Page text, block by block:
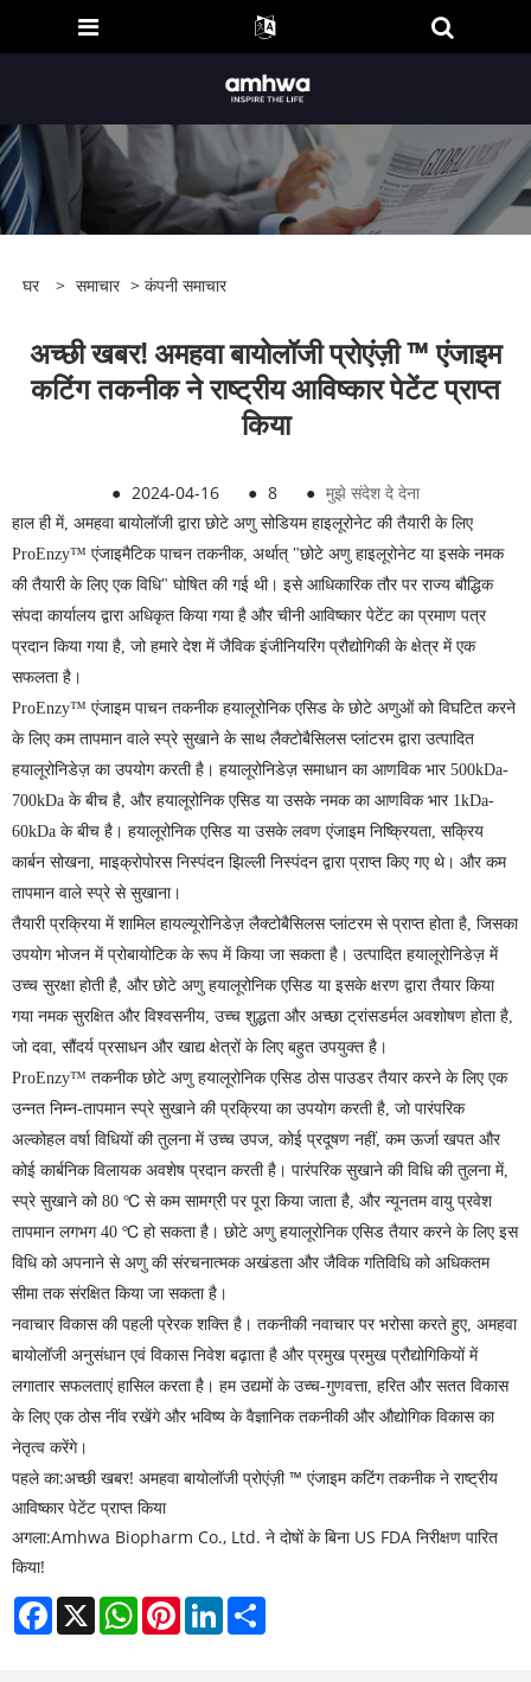
घर > समाचार > कंपनी समाचार
अच्छी खबर! अमहवा बायोलॉजी प्रोएंज़ी ™ एंजाइम
कटिंग तकनीक ने राष्ट्रीय आविष्कार पेटेंट प्राप्त
किया
● 2024-04-16 ● 8 ● मुझे संदेश दे देना
हाल ही में, अमहवा बायोलॉजी द्वारा छोटे अणु सोडियम हाइलूरोनेट की तैयारी के लिए
ProEnzy™ एंजाइमैटिक पाचन तकनीक, अर्थात् "छोटे अणु हाइलूरोनेट या इसके नमक
की तैयारी के लिए एक विधि" घोषित की गई थी। इसे आधिकारिक तौर पर राज्य बौद्धिक
संपदा कार्यालय द्वारा अधिकृत किया गया है और चीनी आविष्कार पेटेंट का प्रमाण पत्र
प्रदान किया गया है, जो हमारे देश में जैविक इंजीनियरिंग प्रौद्योगिकी के क्षेत्र में एक
सफलता है।
ProEnzy™ एंजाइम पाचन तकनीक हयालूरोनिक एसिड के छोटे अणुओं को विघटित करने
के लिए कम तापमान वाले स्प्रे सुखाने के साथ लैक्टोबैसिलस प्लांटरम द्वारा उत्पादित
हयालूरोनिडेज़ का उपयोग करती है। हयालूरोनिडेज़ समाधान का आणविक भार 500kDa-
700kDa के बीच है, और हयालूरोनिक एसिड या उसके नमक का आणविक भार 1kDa-
60kDa के बीच है। हयालूरोनिक एसिड या उसके लवण एंजाइम निष्क्रियता, सक्रिय
कार्बन सोखना, माइक्रोपोरस निस्पंदन झिल्ली निस्पंदन द्वारा प्राप्त किए गए थे। और कम
तापमान वाले स्प्रे से सुखाना।
तैयारी प्रक्रिया में शामिल हायल्यूरोनिडेज़ लैक्टोबैसिलस प्लांटरम से प्राप्त होता है, जिसका
उपयोग भोजन में प्रोबायोटिक के रूप में किया जा सकता है। उत्पादित हयालूरोनिडेज़ में
उच्च सुरक्षा होती है, और छोटे अणु हयालूरोनिक एसिड या इसके क्षरण द्वारा तैयार किया
गया नमक सुरक्षित और विश्वसनीय, उच्च शुद्धता और अच्छा ट्रांसडर्मल अवशोषण होता है,
जो दवा, सौंदर्य प्रसाधन और खाद्य क्षेत्रों के लिए बहुत उपयुक्त है।
ProEnzy™ तकनीक छोटे अणु हयालूरोनिक एसिड ठोस पाउडर तैयार करने के लिए एक
उन्नत निम्न-तापमान स्प्रे सुखाने की प्रक्रिया का उपयोग करती है, जो पारंपरिक
अल्कोहल वर्षा विधियों की तुलना में उच्च उपज, कोई प्रदूषण नहीं, कम ऊर्जा खपत और
कोई कार्बनिक विलायक अवशेष प्रदान करती है। पारंपरिक सुखाने की विधि की तुलना में,
स्प्रे सुखाने को 80 ℃ से कम सामग्री पर पूरा किया जाता है, और न्यूनतम वायु प्रवेश
तापमान लगभग 40 ℃ हो सकता है। छोटे अणु हयालूरोनिक एसिड तैयार करने के लिए इस
विधि को अपनाने से अणु की संरचनात्मक अखंडता और जैविक गतिविधि को अधिकतम
सीमा तक संरक्षित किया जा सकता है।
नवाचार विकास की पहली प्रेरक शक्ति है। तकनीकी नवाचार पर भरोसा करते हुए, अमहवा
बायोलॉजी अनुसंधान एवं विकास निवेश बढ़ाता है और प्रमुख प्रमुख प्रौद्योगिकियों में
लगातार सफलताएं हासिल करता है। हम उद्यमों के उच्च-गुणवत्ता, हरित और सतत विकास
के लिए एक ठोस नींव रखेंगे और भविष्य के वैज्ञानिक तकनीकी और औद्योगिक विकास का
नेतृत्व करेंगे।
पहले का:अच्छी खबर! अमहवा बायोलॉजी प्रोएंज़ी ™ एंजाइम कटिंग तकनीक ने राष्ट्रीय
आविष्कार पेटेंट प्राप्त किया
अगला:Amhwa Biopharm Co., Ltd. ने दोषों के बिना US FDA निरीक्षण पारित
किया!
Facebook
X WhatsAppPinterestLinkedIn